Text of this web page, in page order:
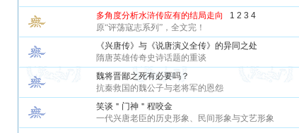
多角度分析水浒传应有的结局走向
1 2 3 4
原“评荡寇志系列”，全文完！
《兴唐传》与《说唐演义全传》的异同之处
隋唐英雄传奇史诗话题的重谈
魏将晋鄙之死有必要吗？
抗秦救国的魏公子与老将军的恩怨
笑谈＂门神＂程咬金
一代兴唐老臣的历史形象、民间形象与文艺形象